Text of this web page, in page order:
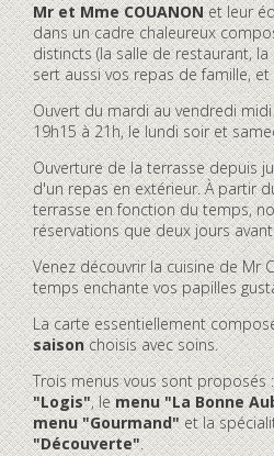
Contenu
accordéon
Mr et Mme COUANONet leur
dans un cadre chaleureux
distincts (la salle de restaurant,
sert aussi vos repas de famille,
Ouvert du mardi au vendredi
19h15 à 21h, le lundi soir et
Ouverture de la terrasse depuis
d'un repas en extérieur. À partir
terrasse en fonction du temps,
réservations que deux jours
Venez découvrir la cuisine de Mr
temps enchante vos papilles
La carte essentiellement
saisonchoisis avec soins.
Trois menus vous sont proposés
"Logis", lemenu "La Bonne
menu "Gourmand"et la
"Découverte".